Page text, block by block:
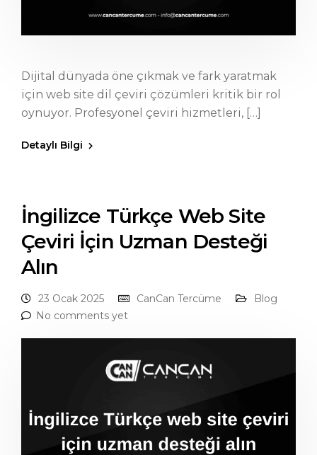
Dijital dünyada öne çıkmak ve fark yaratmak
için web site dil çeviri çözümleri kritik bir rol
oynuyor. Profesyonel çeviri hizmetleri, […]
Detaylı Bilgi
İngilizce Türkçe Web Site
Çeviri İçin Uzman Desteği
Alın
23 Ocak 2025 CanCan Tercüme
Blog
No comments yet